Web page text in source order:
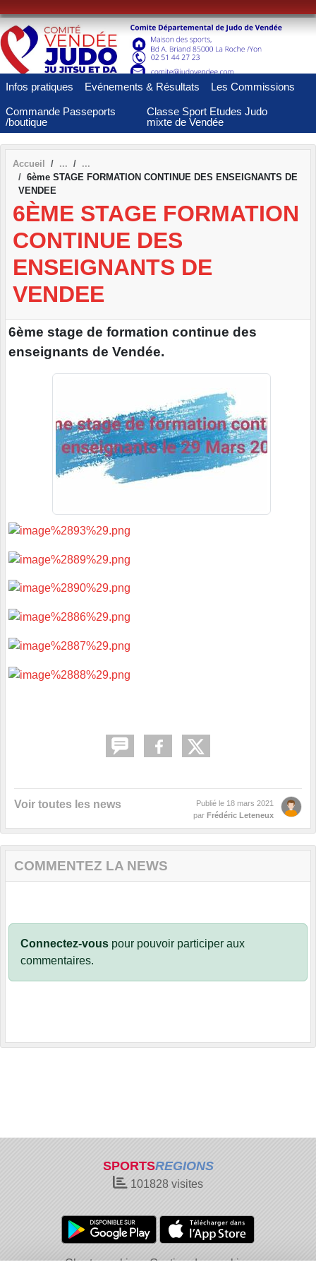
Infos pratiques Evénements & Résultats Les Commissions
Commande Passeports
/boutique
Classe Sport Etudes Judo
mixte de Vendée
Accueil
6ème STAGE FORMATION CONTINUE DES ENSEIGNANTS DE
VENDEE
6ÈME STAGE FORMATION
CONTINUE DES
ENSEIGNANTS DE
VENDEE
6ème stage de formation continue des
enseignants de Vendée.
Voir toutes les news Publié le 18 mars 2021
par Frédéric Leteneux
COMMENTEZ LA NEWS
Connectez-vous pour pouvoir participer aux
commentaires.
SPORTSREGIONS
101828 visites
Charte cookies Gestion des cookies